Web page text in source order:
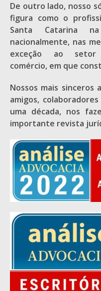
De outro lado, nosso
figura como o
Santa Catarina
nacionalmente, nas
exceção ao setor
comércio, em que
Nossos mais sinceros
amigos,
uma década, nos
importante revista